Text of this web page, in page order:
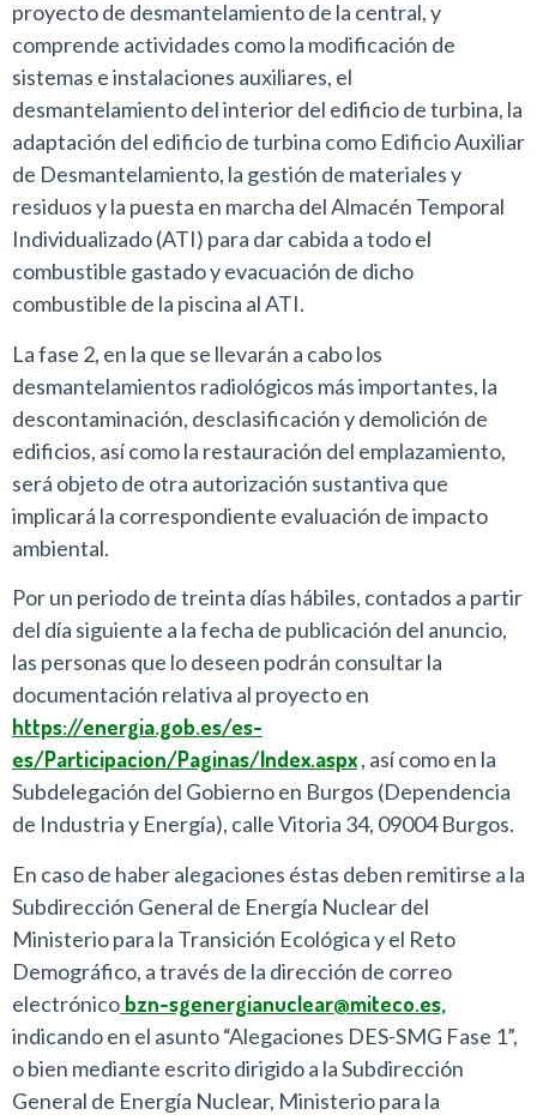
proyecto de desmantelamiento de la central, y
comprende actividades como la modificación de
sistemas e instalaciones auxiliares, el
desmantelamiento del interior del edificio de turbina, la
adaptación del edificio de turbina como Edificio Auxiliar
de Desmantelamiento, la gestión de materiales y
residuos y la puesta en marcha del Almacén Temporal
Individualizado (ATI) para dar cabida a todo el
combustible gastado y evacuación de dicho
combustible de la piscina al ATI.
La fase 2, en la que se llevarán a cabo los
desmantelamientos radiológicos más importantes, la
descontaminación, desclasificación y demolición de
edificios, así como la restauración del emplazamiento,
será objeto de otra autorización sustantiva que
implicará la correspondiente evaluación de impacto
ambiental.
Por un periodo de treinta días hábiles, contados a partir
del día siguiente a la fecha de publicación del anuncio,
las personas que lo deseen podrán consultar la
documentación relativa al proyecto en
https://energia.gob.es/es-
es/Participacion/Paginas/Index.aspx, así como en la
Subdelegación del Gobierno en Burgos (Dependencia
de Industria y Energía), calle Vitoria 34, 09004 Burgos.
En caso de haber alegaciones éstas deben remitirse a la
Subdirección General de Energía Nuclear del
Ministerio para la Transición Ecológica y el Reto
Demográfico, a través de la dirección de correo
electrónico bzn-sgenergianuclear@miteco.es,
indicando en el asunto “Alegaciones DES-SMG Fase 1”,
o bien mediante escrito dirigido a la Subdirección
General de Energía Nuclear, Ministerio para la